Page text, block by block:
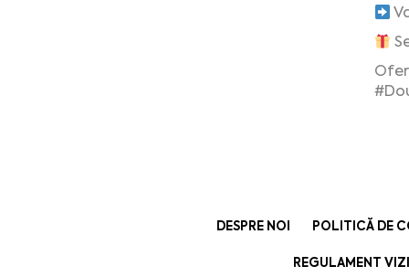
DESPRE NOI POLITICĂ DE
REGULAMENT